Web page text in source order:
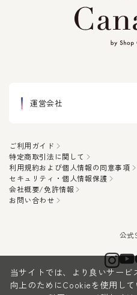
運営会社
ご利用ガイド
特定商取引法に関して
利用規約および個人情報の同意事項
セキュリティ・個人情報保護
会社概要/免許情報
お問い合わせ
当サイトでは、より良いサー
向上のためにCookieを使用して